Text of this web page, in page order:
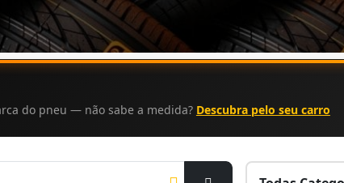
do pneu — não sabe a medida? Descubra pelo seu carro